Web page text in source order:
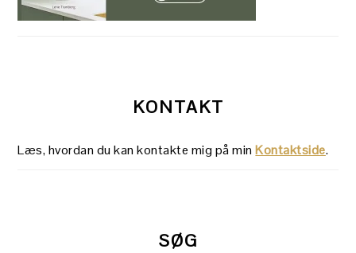
KONTAKT
Læs, hvordan du kan kontakte mig på minKontaktside.
SØG